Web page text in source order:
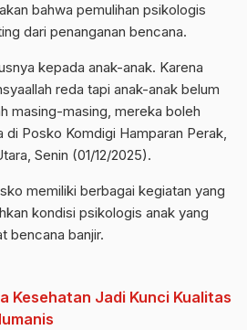
bahwa pemulihan psikologis
dari penanganan bencana.
kepada anak-anak. Karena
reda tapi anak-anak belum
masing-masing, mereka boleh
di Posko Komdigi Hamparan Perak,
Senin (01/12/2025).
memiliki berbagai kegiatan yang
kondisi psikologis anak yang
bencana banjir.
Kesehatan Jadi Kunci Kualitas